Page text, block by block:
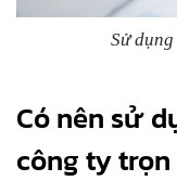
Sử
Có nên sử
công ty trọn